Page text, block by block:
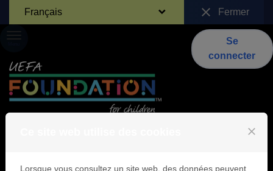
Français close Fermer
Se
connecter
close
Lorsque vous consultez un site web, des données peuvent